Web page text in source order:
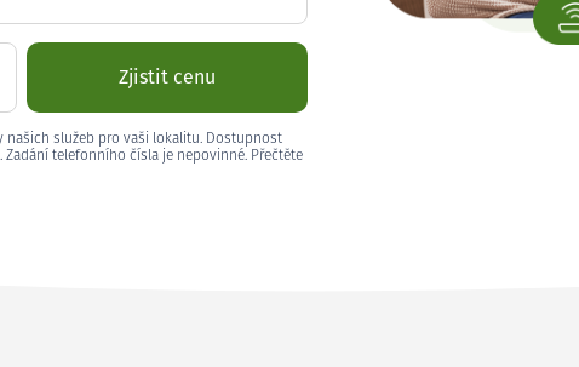
Zjistit cenu
našich služeb pro vaši lokalitu. Dostupnost
telefonního čísla je nepovinné. Přečtěte